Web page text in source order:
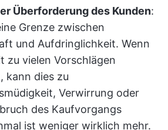
Überforderung des Kunden:
Grenze zwischen
und Aufdringlichkeit. Wenn
zu vielen Vorschlägen
kann dies zu
Verwirrung oder
des Kaufvorgangs
ist weniger wirklich mehr.